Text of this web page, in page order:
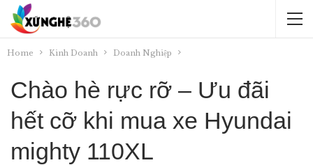
Home Kinh Doanh Doanh Nghiệp
Chào hè rực rỡ – Ưu đãi
hết cỡ khi mua xe Hyundai
mighty 110XL